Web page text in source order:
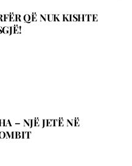
QË NUK KISHTE
– NJЁ JETЁ NЁ